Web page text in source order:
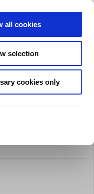
all cookies
selection
cookies only
Kundvagn (0)
Brands